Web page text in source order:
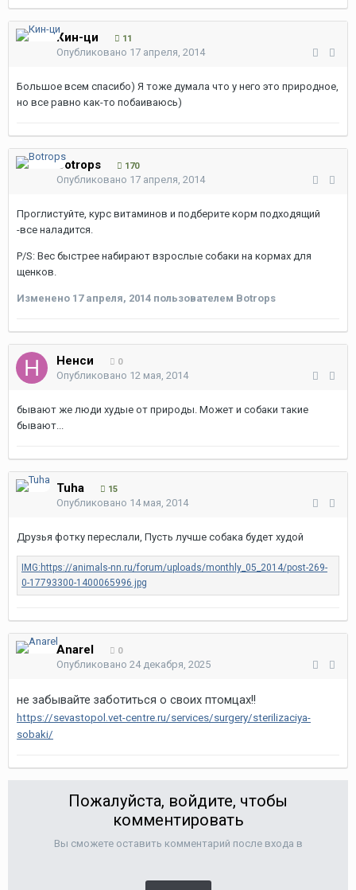
Кин-ци 11
Опубликовано 17 апреля, 2014
Большое всем спасибо) Я тоже думала что у него это природное,
но все равно как-то побаиваюсь)
Botrops 170
Опубликовано 17 апреля, 2014
Проглистуйте, курс витаминов и подберите корм подходящий
-все наладится.
P/S: Вес быстрее набирают взрослые собаки на кормах для
щенков.
Изменено 17 апреля, 2014 пользователем Botrops
Ненси 0
Опубликовано 12 мая, 2014
бывают же люди худые от природы. Может и собаки такие
бывают...
Tuha 15
Опубликовано 14 мая, 2014
Друзья фотку переслали, Пусть лучше собака будет худой
Anarel 0
Опубликовано 24 декабря, 2025
не забывайте заботиться о своих птомцах!!
https://sevastopol.vet-centre.ru/services/surgery/sterilizaciya-
sobaki/
Пожалуйста, войдите, чтобы
комментировать
Вы сможете оставить комментарий после входа в